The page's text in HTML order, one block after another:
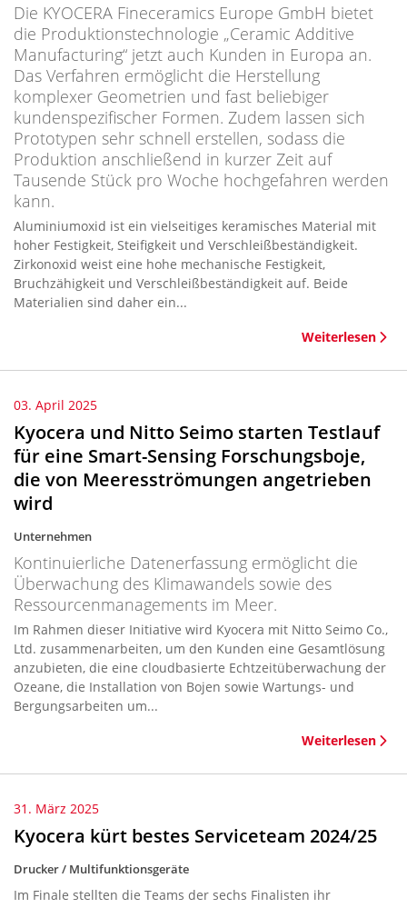
Die KYOCERA Fineceramics Europe GmbH bietet
die Produktionstechnologie „Ceramic Additive
Manufacturing“ jetzt auch Kunden in Europa an.
Das Verfahren ermöglicht die Herstellung
komplexer Geometrien und fast beliebiger
kundenspezifischer Formen. Zudem lassen sich
Prototypen sehr schnell erstellen, sodass die
Produktion anschließend in kurzer Zeit auf
Tausende Stück pro Woche hochgefahren werden
kann.
Aluminiumoxid ist ein vielseitiges keramisches Material mit
hoher Festigkeit, Steifigkeit und Verschleißbeständigkeit.
Zirkonoxid weist eine hohe mechanische Festigkeit,
Bruchzähigkeit und Verschleißbeständigkeit auf. Beide
Materialien sind daher ein...
Weiterlesen
03. April 2025
Kyocera und Nitto Seimo starten Testlauf
für eine Smart-Sensing Forschungsboje,
die von Meeresströmungen angetrieben
wird
Unternehmen
Kontinuierliche Datenerfassung ermöglicht die
Überwachung des Klimawandels sowie des
Ressourcenmanagements im Meer.
Im Rahmen dieser Initiative wird Kyocera mit Nitto Seimo Co.,
Ltd. zusammenarbeiten, um den Kunden eine Gesamtlösung
anzubieten, die eine cloudbasierte Echtzeitüberwachung der
Ozeane, die Installation von Bojen sowie Wartungs- und
Bergungsarbeiten um...
Weiterlesen
31. März 2025
Kyocera kürt bestes Serviceteam 2024/25
Drucker / Multifunktionsgeräte
Im Finale stellten die Teams der sechs Finalisten ihr